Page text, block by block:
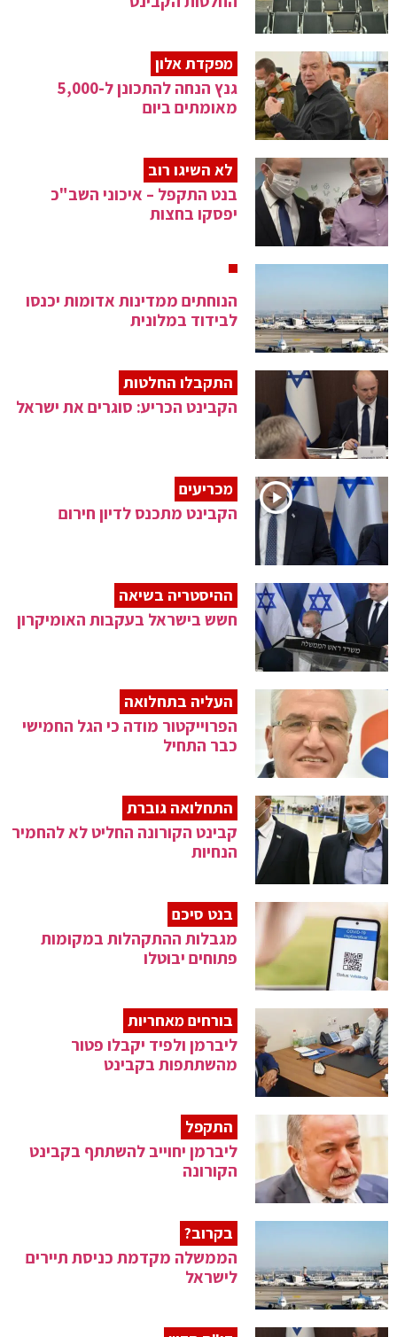
מפקדת אלון
גנץ הנחה להתכונן ל-5,000
מאומתים ביום
לא השיגו רוב
בנט התקפל – איכוני השב"כ
יפסקו בחצות
הנוחתים ממדינות אדומות יכנסו
לבידוד במלונית
התקבלו החלטות
הקבינט הכריע: סוגרים את ישראל
מכריעים
הקבינט מתכנס לדיון חירום
ההיסטריה בשיאה
חשש בישראל בעקבות האומיקרון
העליה בתחלואה
הפרוייקטור מודה כי הגל החמישי
כבר התחיל
התחלואה גוברת
קבינט הקורונה החליט לא להחמיר
הנחיות
בנט סיכם
מגבלות ההתקהלות במקומות
פתוחים יבוטלו
בורחים מאחריות
ליברמן ולפיד יקבלו פטור
מהשתתפות בקבינט
התקפל
ליברמן יחוייב להשתתף בקבינט
הקורונה
בקרוב?
הממשלה מקדמת כניסת תיירים
לישראל